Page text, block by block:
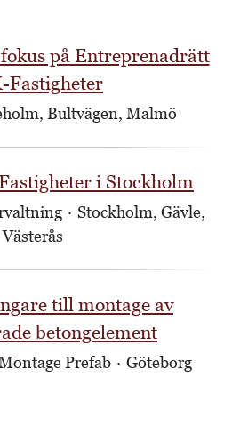
på Entreprenadrätt
Fastigheter
Bultvägen, Malmö
i Stockholm
· Stockholm, Gävle,
Västerås
till montage av
betongelement
Prefab · Göteborg